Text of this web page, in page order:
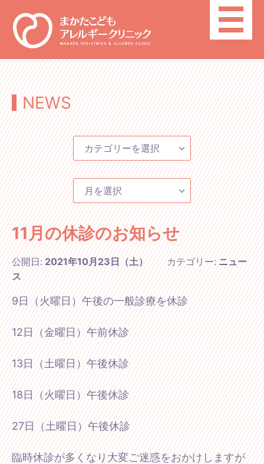
toggle
NEWS
カテゴリーを選択
月を選択
11月の休診のお知らせ
公開日:2021年10月23日（土） カテゴリー:ニュー
ス
9日（火曜日）午後の一般診療を休診
12日（金曜日）午前休診
13日（土曜日）午後休診
18日（火曜日）午後休診
27日（土曜日）午後休診
臨時休診が多くなり大変ご迷惑をおかけしますが